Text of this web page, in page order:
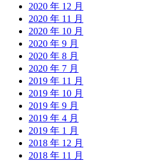
2020 年 12 月
2020 年 11 月
2020 年 10 月
2020 年 9 月
2020 年 8 月
2020 年 7 月
2019 年 11 月
2019 年 10 月
2019 年 9 月
2019 年 4 月
2019 年 1 月
2018 年 12 月
2018 年 11 月